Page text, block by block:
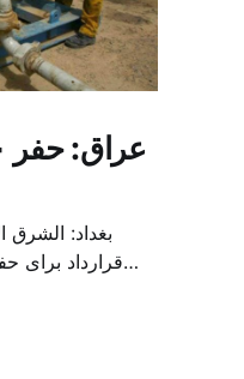
بغداد:
محمد خضیر